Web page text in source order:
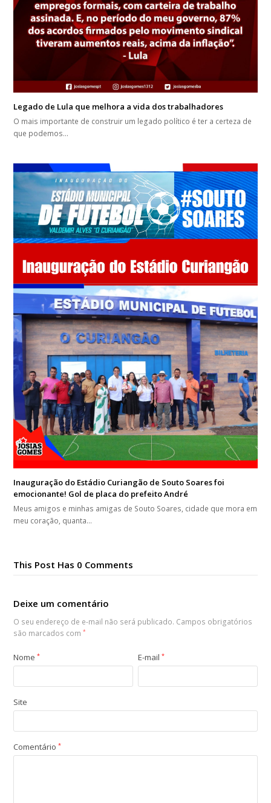
Legado de Lula que melhora a vida dos trabalhadores
O mais importante de construir um legado político é ter a certeza de
que podemos…
Inauguração do Estádio Curiangão de Souto Soares foi
emocionante! Gol de placa do prefeito André
Meus amigos e minhas amigas de Souto Soares, cidade que mora em
meu coração, quanta…
This Post Has 0 Comments
Deixe um comentário
O seu endereço de e-mail não será publicado. Campos obrigatórios
são marcados com*
Nome* E-mail*
Site
Comentário*